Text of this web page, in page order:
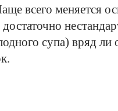
всего меняется
супа) вряд ли